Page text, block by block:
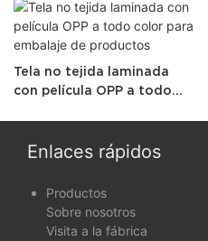
Tela no tejida laminada
con película OPP a todo
Enlaces rápidos
Productos
Sobre nosotros
Visita a la fábrica